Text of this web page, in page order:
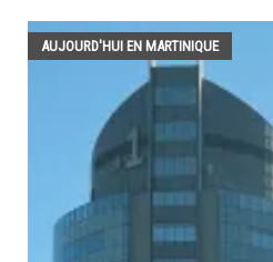
AUJOURD'HUI EN MARTINIQUE